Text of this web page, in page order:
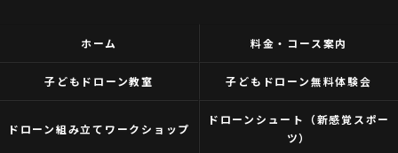
ホーム 料金・コース案内
子どもドローン教室 子どもドローン無料体験会
ドローン組み立てワークショップ
ドローンシュート（新感覚スポー
ツ）